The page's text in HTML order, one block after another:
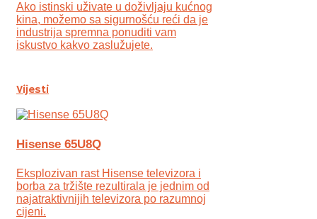
Ako istinski uživate u doživljaju kućnog
kina, možemo sa sigurnošću reći da je
industrija spremna ponuditi vam
iskustvo kakvo zaslužujete.
Vijesti
Hisense 65U8Q
Eksplozivan rast Hisense televizora i
borba za tržište rezultirala je jednim od
najatraktivnijih televizora po razumnoj
cijeni.